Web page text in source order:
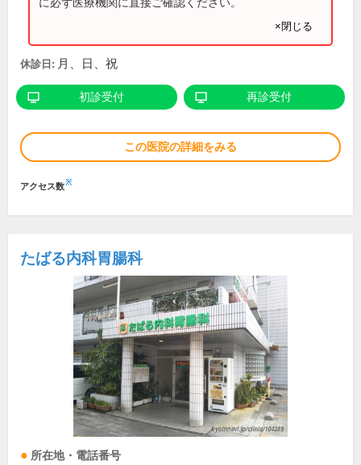
×閉じる
休診日: 月、日、祝
初診受付 再診受付
この医院の詳細をみる
アクセス数※
たばる内科胃腸科
所在地・電話番号